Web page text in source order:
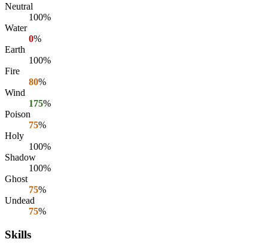
Neutral
100%
Water
0%
Earth
100%
Fire
80%
Wind
175%
Poison
75%
Holy
100%
Shadow
100%
Ghost
75%
Undead
75%
Skills